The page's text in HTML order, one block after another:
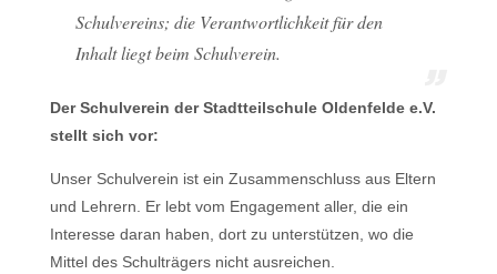
Schulvereins; die Verantwortlichkeit für den
Inhalt liegt beim Schulverein.
Der Schulverein der Stadtteilschule Oldenfelde e.V.
stellt sich vor:
Unser Schulverein ist ein Zusammenschluss aus Eltern
und Lehrern. Er lebt vom Engagement aller, die ein
Interesse daran haben, dort zu unterstützen, wo die
Mittel des Schulträgers nicht ausreichen.